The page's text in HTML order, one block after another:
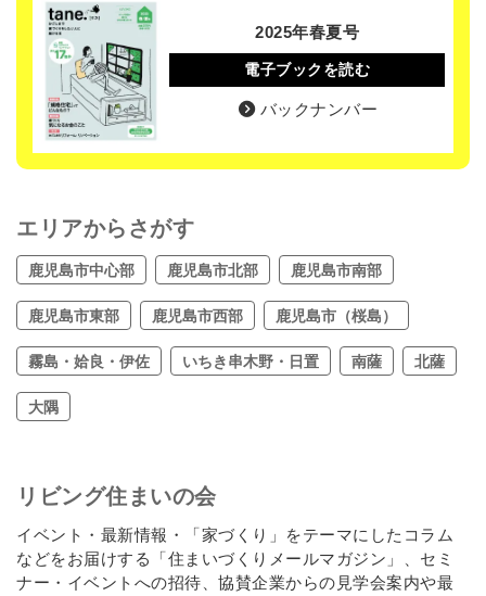
2025年春夏号
電子ブックを読む
バックナンバー
エリアからさがす
鹿児島市中心部 鹿児島市北部 鹿児島市南部
鹿児島市東部 鹿児島市西部 鹿児島市（桜島）
霧島・姶良・伊佐 いちき串木野・日置 南薩 北薩
大隅
リビング住まいの会
イベント・最新情報・「家づくり」をテーマにしたコラム
などをお届けする「住まいづくりメールマガジン」、セミ
ナー・イベントへの招待、協賛企業からの見学会案内や最